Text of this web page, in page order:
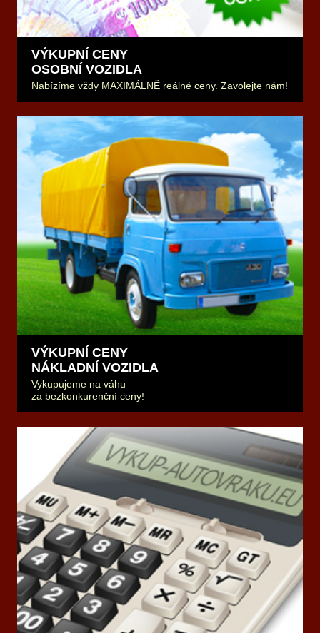
VÝKUPNÍ CENY
OSOBNÍ VOZIDLA
Nabízíme vždy MAXIMÁLNĚ reálné ceny. Zavolejte nám!
VÝKUPNÍ CENY
NÁKLADNÍ VOZIDLA
Vykupujeme na váhu
za bezkonkurenční ceny!